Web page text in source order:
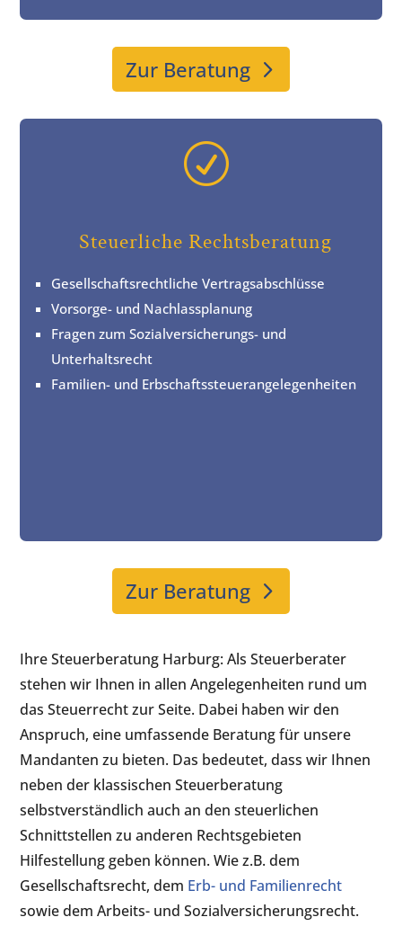
Zur Beratung
R
Steuerliche Rechtsberatung
Gesellschaftsrechtliche Vertragsabschlüsse
Vorsorge- und Nachlassplanung
Fragen zum Sozialversicherungs- und
Unterhaltsrecht
Familien- und Erbschaftssteuerangelegenheiten
Zur Beratung
Ihre Steuerberatung Harburg: Als Steuerberater
stehen wir Ihnen in allen Angelegenheiten rund um
das Steuerrecht zur Seite. Dabei haben wir den
Anspruch, eine umfassende Beratung für unsere
Mandanten zu bieten. Das bedeutet, dass wir Ihnen
neben der klassischen Steuerberatung
selbstverständlich auch an den steuerlichen
Schnittstellen zu anderen Rechtsgebieten
Hilfestellung geben können. Wie z.B. dem
Gesellschaftsrecht, dem Erb- und Familienrecht
sowie dem Arbeits- und Sozialversicherungsrecht.